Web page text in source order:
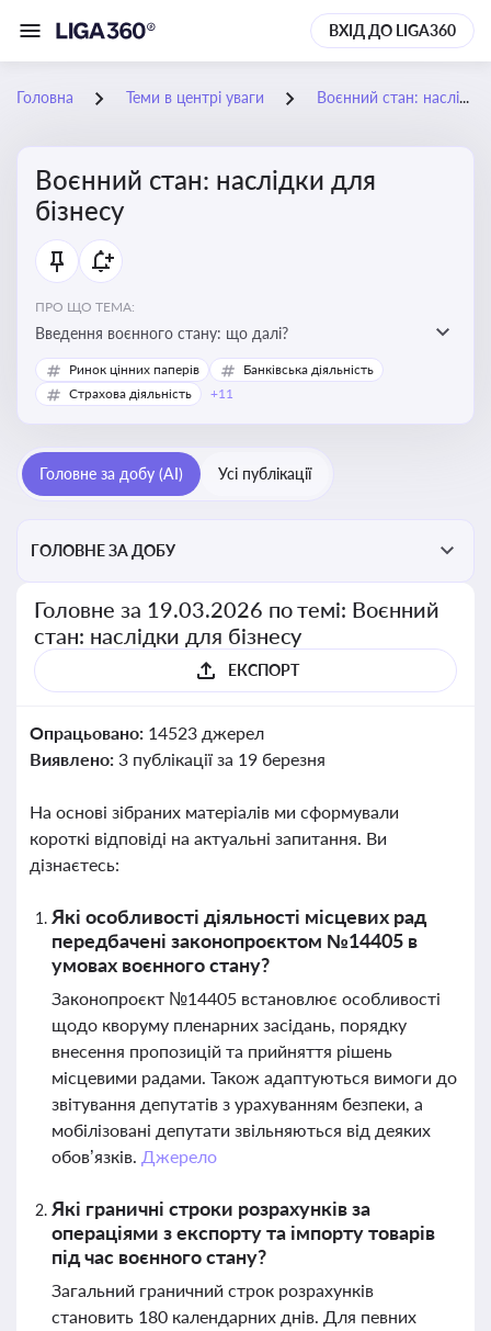
ВХІД ДО LIGA360
Головна Теми в центрі уваги Воєнний стан: наслідки для бізнесу
Воєнний стан: наслідки для
бізнесу
ПРО ЩО ТЕМА:
Введення воєнного стану: що далі?
Ринок цінних паперів
Банківська діяльність
Страхова діяльність
+11
Головне за добу (AI) Усі публікації
ГОЛОВНЕ ЗА ДОБУ
Головне за 19.03.2026 по темі: Воєнний
стан: наслідки для бізнесу
ЕКСПОРТ
Опрацьовано: 14523 джерел
Виявлено: 3 публікації за 19 березня
На основі зібраних матеріалів ми сформували
короткі відповіді на актуальні запитання. Ви
дізнаєтесь:
Які особливості діяльності місцевих рад
передбачені законопроєктом №14405 в
умовах воєнного стану?
Законопроєкт №14405 встановлює особливості
щодо кворуму пленарних засідань, порядку
внесення пропозицій та прийняття рішень
місцевими радами. Також адаптуються вимоги до
звітування депутатів з урахуванням безпеки, а
мобілізовані депутати звільняються від деяких
обов’язків. Джерело
Які граничні строки розрахунків за
операціями з експорту та імпорту товарів
під час воєнного стану?
Загальний граничний строк розрахунків
становить 180 календарних днів. Для певних